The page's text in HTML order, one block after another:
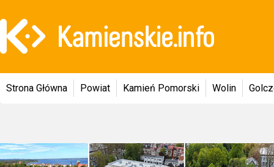
Strona Główna Powiat Kamień Pomorski Wolin